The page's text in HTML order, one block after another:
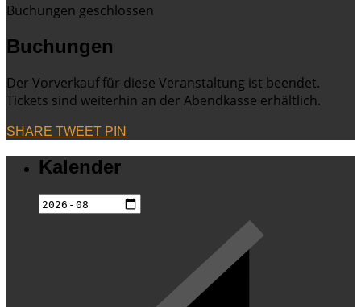
Buchungen geschlossen
Buchungen
Der Vorverkauf für diese Veranstaltung ist beendet.
Tickets sind weiterhin an der Abendkasse erhältlich.
SHARE TWEET PIN
Kalender